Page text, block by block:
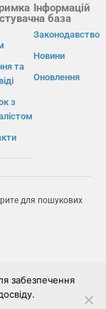
та
з
Інформацій
на база
Законодавство
Новини
Оновлення
для пошукових
забезпечення